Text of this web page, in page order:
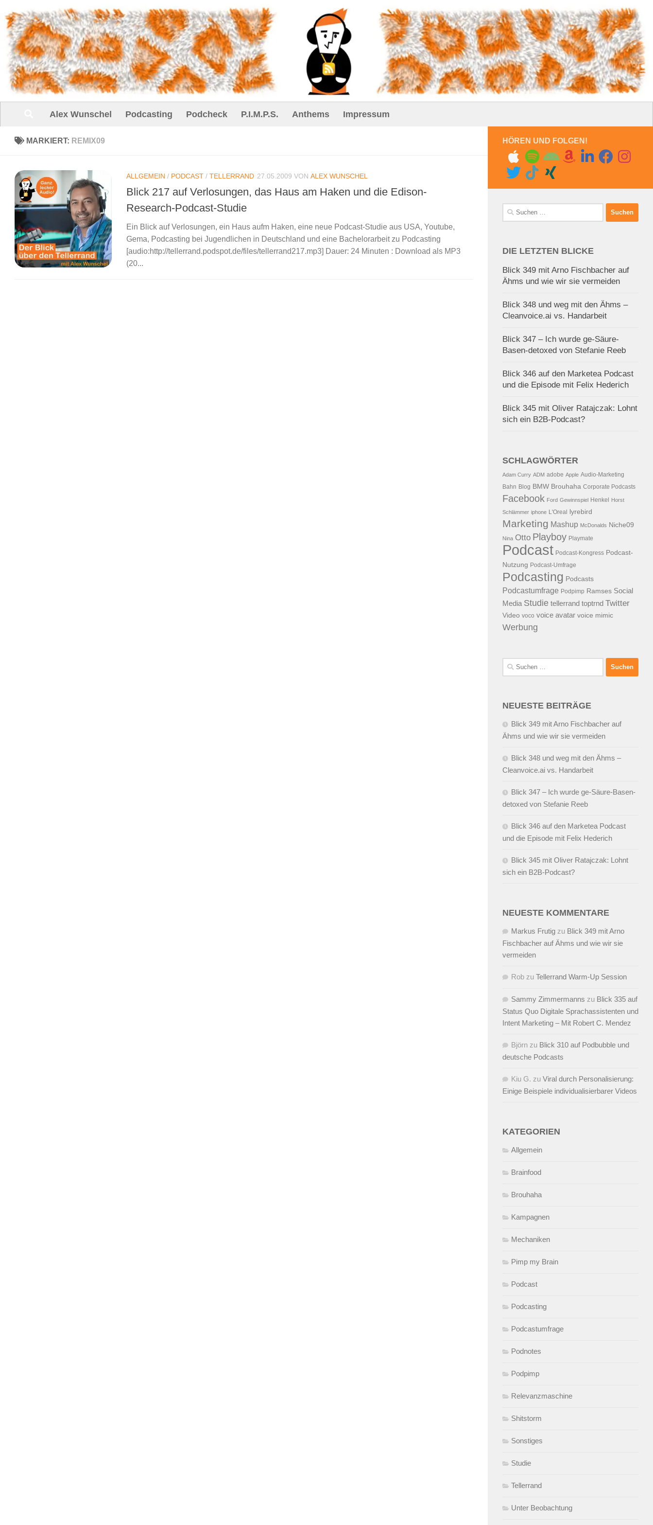
Unter dem Inhalt
Alex Wunschel Podcasting Podcheck P.I.M.P.S. Anthems Impressum
MARKIERT: REMIX09
ALLGEMEIN / PODCAST / TELLERRAND 27.05.2009 VON ALEX WUNSCHEL
Blick 217 auf Verlosungen, das Haus am Haken und die Edison-
Research-Podcast-Studie
Ein Blick auf Verlosungen, ein Haus aufm Haken, eine neue Podcast-Studie aus USA, Youtube,
Gema, Podcasting bei Jugendlichen in Deutschland und eine Bachelorarbeit zu Podcasting
[audio:http://tellerrand.podspot.de/files/tellerrand217.mp3] Dauer: 24 Minuten : Download als MP3
(20...
HÖREN UND FOLGEN!
Suchen
nach:
DIE LETZTEN BLICKE
Blick 349 mit Arno Fischbacher auf
Ähms und wie wir sie vermeiden
Blick 348 und weg mit den Ähms –
Cleanvoice.ai vs. Handarbeit
Blick 347 – Ich wurde ge-Säure-
Basen-detoxed von Stefanie Reeb
Blick 346 auf den Marketea Podcast
und die Episode mit Felix Hederich
Blick 345 mit Oliver Ratajczak: Lohnt
sich ein B2B-Podcast?
SCHLAGWÖRTER
Adam Curry ADM adobe Apple Audio-Marketing
Bahn Blog BMW Brouhaha Corporate Podcasts
Facebook Ford Gewinnspiel Henkel Horst
Schlämmer iphone L'Oreal lyrebird
Marketing Mashup McDonalds Niche09
Nina Otto Playboy Playmate
Podcast Podcast-Kongress Podcast-
Nutzung Podcast-Umfrage
Podcasting Podcasts
Podcastumfrage Podpimp Ramses Social
Media Studie tellerrand toptrnd Twitter
Video voco voice avatar voice mimic
Werbung
Suchen
nach:
NEUESTE BEITRÄGE
Blick 349 mit Arno Fischbacher auf
Ähms und wie wir sie vermeiden
Blick 348 und weg mit den Ähms –
Cleanvoice.ai vs. Handarbeit
Blick 347 – Ich wurde ge-Säure-Basen-
detoxed von Stefanie Reeb
Blick 346 auf den Marketea Podcast
und die Episode mit Felix Hederich
Blick 345 mit Oliver Ratajczak: Lohnt
sich ein B2B-Podcast?
NEUESTE KOMMENTARE
Markus Frutig zu Blick 349 mit Arno
Fischbacher auf Ähms und wie wir sie
vermeiden
Rob zu Tellerrand Warm-Up Session
Sammy Zimmermanns zu Blick 335 auf
Status Quo Digitale Sprachassistenten und
Intent Marketing – Mit Robert C. Mendez
Björn zu Blick 310 auf Podbubble und
deutsche Podcasts
Kiu G. zu Viral durch Personalisierung:
Einige Beispiele individualisierbarer Videos
KATEGORIEN
Allgemein
Brainfood
Brouhaha
Kampagnen
Mechaniken
Pimp my Brain
Podcast
Podcasting
Podcastumfrage
Podnotes
Podpimp
Relevanzmaschine
Shitstorm
Sonstiges
Studie
Tellerrand
Unter Beobachtung